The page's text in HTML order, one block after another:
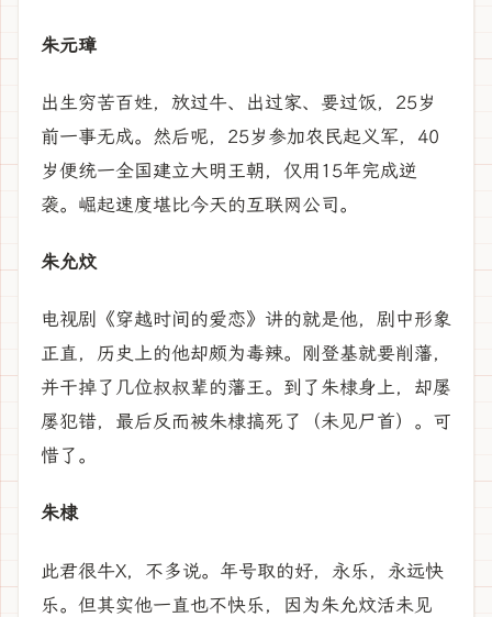
朱元璋
出生穷苦百姓，放过牛、出过家、要过饭，25岁
前一事无成。然后呢，25岁参加农民起义军，40
岁便统一全国建立大明王朝，仅用15年完成逆
袭。崛起速度堪比今天的互联网公司。
朱允炆
电视剧《穿越时间的爱恋》讲的就是他，剧中形象
正直，历史上的他却颇为毒辣。刚登基就要削藩，
并干掉了几位叔叔辈的藩王。到了朱棣身上，却屡
屡犯错，最后反而被朱棣搞死了（未见尸首）。可
惜了。
朱棣
此君很牛X，不多说。年号取的好，永乐，永远快
乐。但其实他一直也不快乐，因为朱允炆活未见